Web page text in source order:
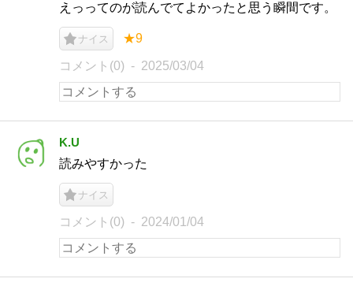
えっってのが読んでてよかったと思う瞬間です。
ナイス ★9
コメント(0) 2025/03/04
K.U
読みやすかった
ナイス
コメント(0) 2024/01/04